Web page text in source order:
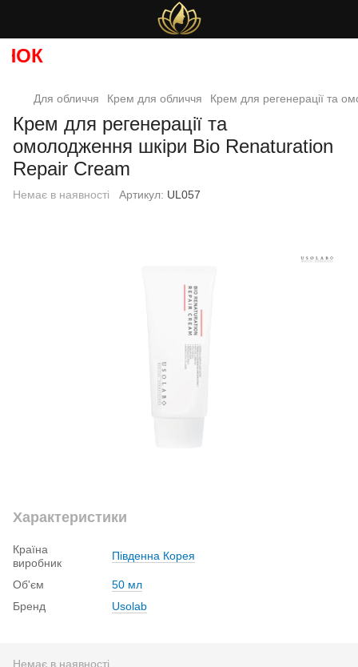
Для обличчя Крем для обличчя Крем для регенерації та
Крем для регенерації та
омолодження шкіри Bio Renaturation
Repair Cream
Немає в наявності Артикул: UL057
Характеристики
Країна
виробник
Південна Корея
Об'єм
50 мл
Бренд
Usolab
Немає в наявності